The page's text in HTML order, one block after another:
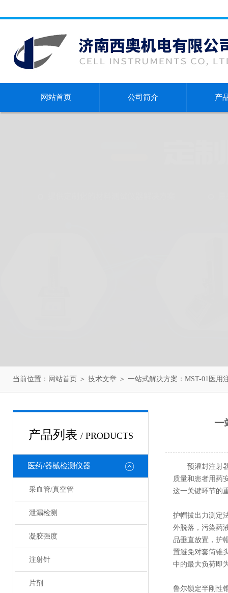
网站首页 公司简介 产
当前位置： 网站首页 ＞ 技术文章 ＞ 一站式解决方案：MST-01医用
产品列表 / PRODUCTS
医药/器械检测仪器
采血管/真空管
泄漏检测
凝胶强度
注射针
片剂
一
预灌封注射
质量和患者用药
这一关键环节的
护帽拔出力测定
外脱落，污染药
品垂直放置，护
置避免对套筒锥
中的最大负荷即
鲁尔锁定半刚性